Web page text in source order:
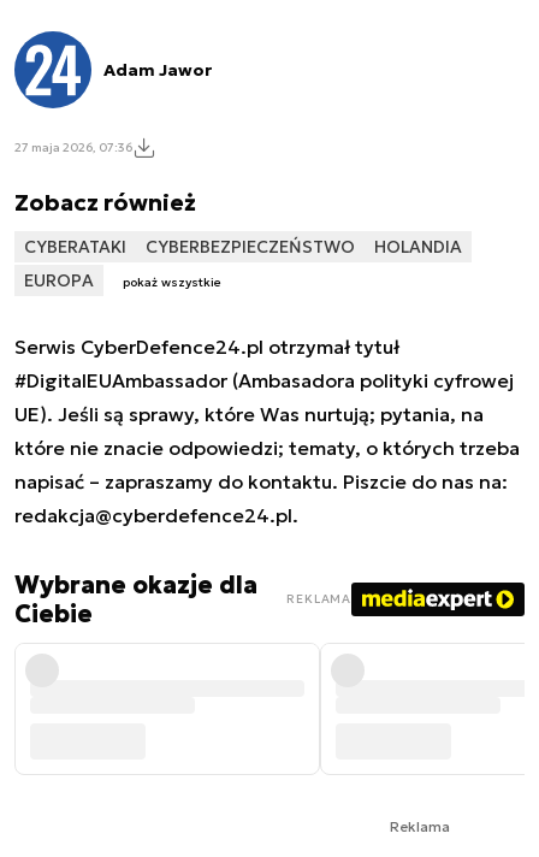
Adam Jawor
27 maja 2026, 07:36
Zobacz również
CYBERATAKI CYBERBEZPIECZEŃSTWO
HOLANDIA
EUROPA
pokaż wszystkie
Serwis CyberDefence24.pl otrzymał tytuł
#DigitalEUAmbassador (Ambasadora polityki cyfrowej
UE). Jeśli są sprawy, które Was nurtują; pytania, na
które nie znacie odpowiedzi; tematy, o których trzeba
napisać – zapraszamy do kontaktu. Piszcie do nas na:
redakcja@cyberdefence24.pl.
Wybrane okazje dla
Ciebie
REKLAMA
Reklama